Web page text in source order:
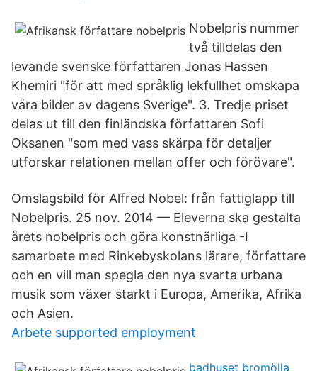
Nobelpris nummer
två tilldelas den
levande svenske författaren Jonas Hassen
Khemiri "för att med språklig lekfullhet omskapa
våra bilder av dagens Sverige". 3. Tredje priset
delas ut till den finländska författaren Sofi
Oksanen "som med vass skärpa för detaljer
utforskar relationen mellan offer och förövare".
Omslagsbild för Alfred Nobel: från fattiglapp till
Nobelpris. 25 nov. 2014 — Eleverna ska gestalta
årets nobelpris och göra konstnärliga -I
samarbete med Rinkebyskolans lärare, författare
och en vill man spegla den nya svarta urbana
musik som växer starkt i Europa, Amerika, Afrika
och Asien.
Arbete supported employment
badhuset bromölla